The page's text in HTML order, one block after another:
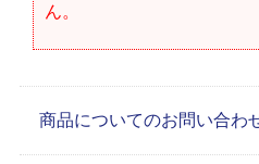
ん。
商品についてのお問い合わ